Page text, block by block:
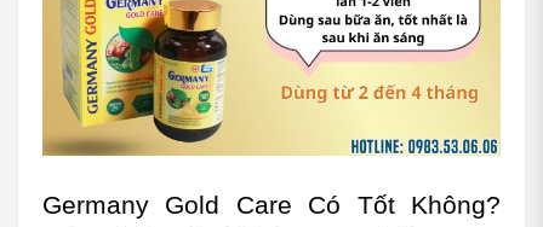
Germany Gold Care Có Tốt Không?